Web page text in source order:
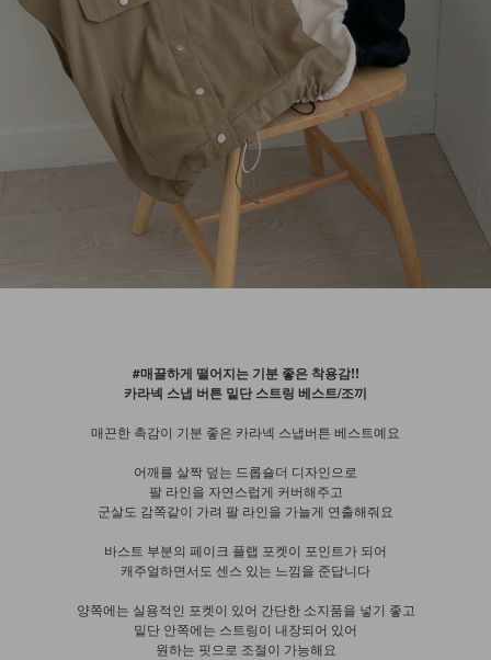
#매끌하게 떨어지는 기분 좋은 착용감!!
카라넥 스냅 버튼 밑단 스트링 베스트/조끼
매끈한 촉감이 기분 좋은 카라넥 스냅버튼 베스트예요
어깨를 살짝 덮는 드롭숄더 디자인으로
팔 라인을 자연스럽게 커버해주고
군살도 감쪽같이 가려 팔 라인을 가늘게 연출해줘요
바스트 부분의 페이크 플랩 포켓이 포인트가 되어
캐주얼하면서도 센스 있는 느낌을 준답니다
양쪽에는 실용적인 포켓이 있어 간단한 소지품을 넣기 좋고
밑단 안쪽에는 스트링이 내장되어 있어
원하는 핏으로 조절이 가능해요